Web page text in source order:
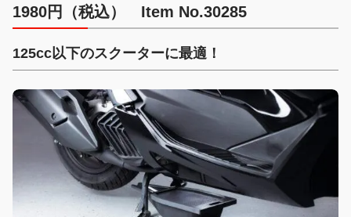
1980円（税込） Item No.30285
125cc以下のスクーターに最適！